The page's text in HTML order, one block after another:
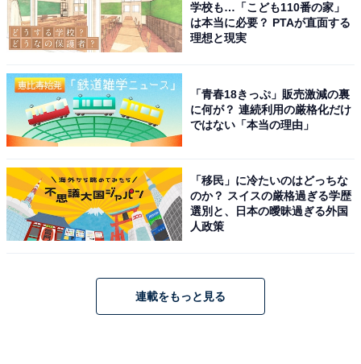
学校も…「こども110番の家」
は本当に必要？ PTAが直面する
理想と現実
「青春18きっぷ」販売激減の裏
に何が？ 連続利用の厳格化だけ
ではない「本当の理由」
「移民」に冷たいのはどっちな
のか？ スイスの厳格過ぎる学歴
選別と、日本の曖昧過ぎる外国
人政策
連載をもっと見る